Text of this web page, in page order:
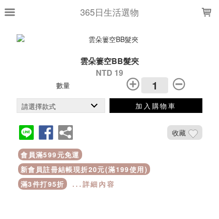
365日生活選物
雲朵簍空BB髮夾
NTD 19
數量
加入購物車
收藏
會員滿599元免運
新會員註冊結帳現折20元(滿199使用)
滿3件打95折
...詳細內容